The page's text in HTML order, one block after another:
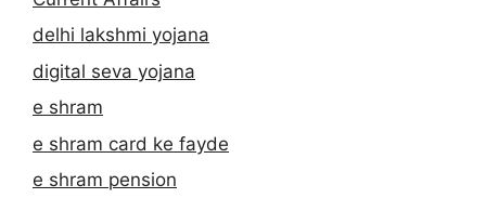
delhi lakshmi yojana
digital seva yojana
e shram
e shram card ke fayde
e shram pension